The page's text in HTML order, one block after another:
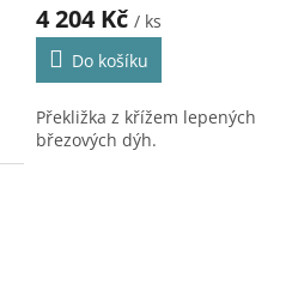
4 204 Kč / ks
Do košíku
Překližka z křížem lepených
březových dýh.